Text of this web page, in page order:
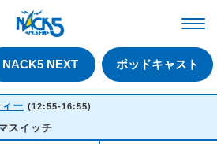
NACK5 NEXT ポッドキャスト
ー (12:55-16:55)
イッチ